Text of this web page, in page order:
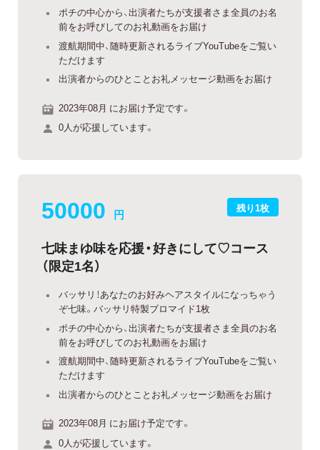
ポチの中心から、出演者たちが支援者さま全員のお名
前をお呼びしてのお礼動画をお届け
渡航期間中、随時更新されるライブYouTubeをご覧い
ただけます
出演者からのひとことお礼メッセージ動画をお届け
2023年08月 にお届け予定です。
0人が応援しています。
残り1枚
50000 円
七味まゆ味を応援・好きにして♡コース
（限定1名）
バッサリ！あなたのお好みヘアスタイルになっちゃう
ぞ七味。バッサリ特製ブロマイド1枚
ポチの中心から、出演者たちが支援者さま全員のお名
前をお呼びしてのお礼動画をお届け
渡航期間中、随時更新されるライブYouTubeをご覧い
ただけます
出演者からのひとことお礼メッセージ動画をお届け
2023年08月 にお届け予定です。
0人が応援しています。